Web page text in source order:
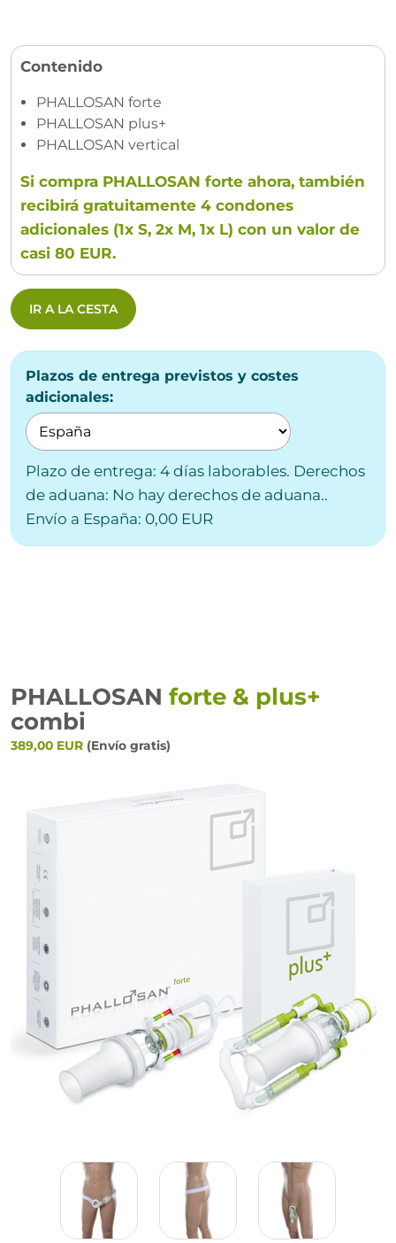
Contenido
PHALLOSAN forte
PHALLOSAN plus+
PHALLOSAN vertical
Si compra PHALLOSAN forte ahora, también
recibirá gratuitamente 4 condones
adicionales (1x S, 2x M, 1x L) con un valor de
casi 80 EUR.
IR A LA CESTA
Plazos de entrega previstos y costes
adicionales:
Plazo de entrega: 4 días laborables. Derechos
de aduana: No hay derechos de aduana..
Envío a España: 0,00 EUR
PHALLOSAN forte & plus+
combi
389,00 EUR (Envío gratis)